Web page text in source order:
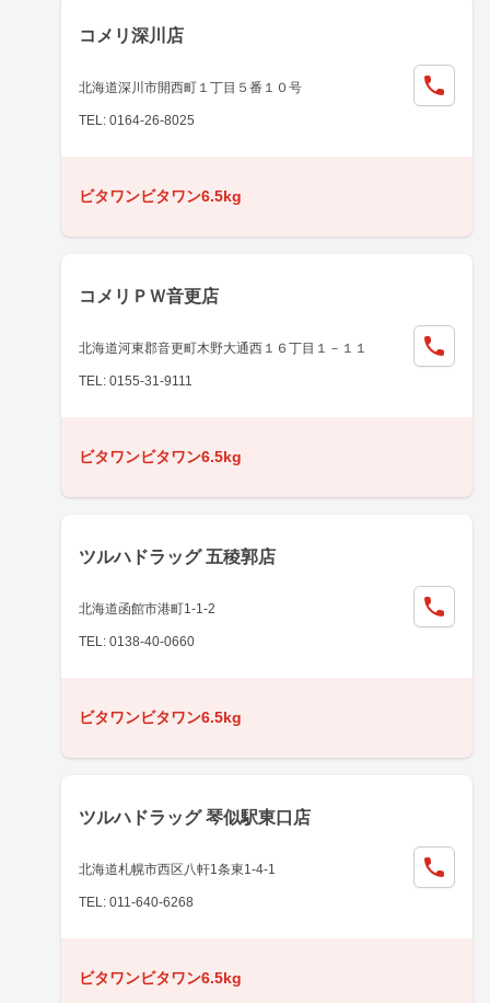
コメリ深川店
北海道深川市開西町１丁目５番１０号
TEL: 0164-26-8025
ビタワンビタワン6.5kg
コメリＰＷ音更店
北海道河東郡音更町木野大通西１６丁目１－１１
TEL: 0155-31-9111
ビタワンビタワン6.5kg
ツルハドラッグ 五稜郭店
北海道函館市港町1-1-2
TEL: 0138-40-0660
ビタワンビタワン6.5kg
ツルハドラッグ 琴似駅東口店
北海道札幌市西区八軒1条東1-4-1
TEL: 011-640-6268
ビタワンビタワン6.5kg